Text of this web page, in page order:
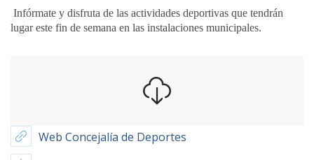
Infórmate y disfruta de las actividades deportivas que tendrán
lugar este fin de semana en las instalaciones municipales.
Web Concejalía de Deportes